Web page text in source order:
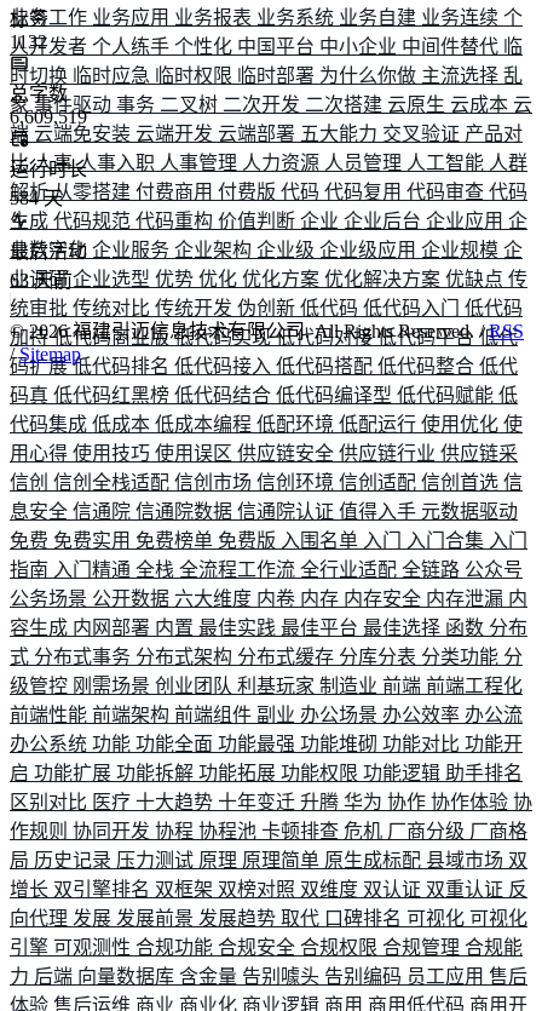
业务工作 业务应用 业务报表 业务系统 业务自建 业务连续 个
人开发者 个人练手 个性化 中国平台 中小企业 中间件替代 临
时切换 临时应急 临时权限 临时部署 为什么你做 主流选择 乱
象 事件驱动 事务 二叉树 二次开发 二次搭建 云原生 云成本 云
端 云端免安装 云端开发 云端部署 五大能力 交叉验证 产品对
比人事人事入职 人事管理 人力资源 人员管理 人工智能 人群
解析从零搭建 付费商用 付费版 代码 代码复用 代码审查 代码
生成 代码规范 代码重构 价值判断 企业 企业后台 企业应用 企
业数字化 企业服务 企业架构 企业级 企业级应用 企业规模 企
业调研企业选型 优势 优化 优化方案 优化解决方案 优缺点 传
统审批 传统对比 传统开发 伪创新 低代码 低代码入门 低代码
加持低代码商业版低代码实现低代码对接低代码平台 低代
码扩展低代码排名 低代码接入 低代码搭配 低代码整合 低代
码真 低代码红黑榜 低代码结合 低代码编译型 低代码赋能 低
代码集成 低成本 低成本编程 低配环境 低配运行 使用优化 使
用心得 使用技巧 使用误区 供应链安全 供应链行业 供应链采
信创 信创全栈适配 信创市场 信创环境 信创适配 信创首选 信
息安全 信通院 信通院数据 信通院认证 值得入手 元数据驱动
免费 免费实用 免费榜单 免费版 入围名单 入门 入门合集 入门
指南 入门精通 全栈 全流程工作流 全行业适配 全链路 公众号
公务场景 公开数据 六大维度 内卷 内存 内存安全 内存泄漏 内
容生成 内网部署 内置 最佳实践 最佳平台 最佳选择 函数 分布
式 分布式事务 分布式架构 分布式缓存 分库分表 分类功能 分
级管控 刚需场景 创业团队 利基玩家 制造业 前端 前端工程化
前端性能 前端架构 前端组件 副业 办公场景 办公效率 办公流
办公系统 功能 功能全面 功能最强 功能堆砌 功能对比 功能开
启 功能扩展 功能拆解 功能拓展 功能权限 功能逻辑 助手排名
区别对比 医疗 十大趋势 十年变迁 升腾 华为 协作 协作体验 协
作规则 协同开发 协程 协程池 卡顿排查 危机 厂商分级 厂商格
局 历史记录 压力测试 原理 原理简单 原生成标配 县域市场 双
增长 双引擎排名 双框架 双榜对照 双维度 双认证 双重认证 反
向代理 发展 发展前景 发展趋势 取代 口碑排名 可视化 可视化
引擎 可观测性 合规功能 合规安全 合规权限 合规管理 合规能
力 后端 向量数据库 含金量 告别噱头 告别编码 员工应用 售后
体验 售后运维 商业 商业化 商业逻辑 商用 商用低代码 商用开
标签
1132
总字数
6,609,519
运行时长
584 天
最后活动
63 天前
©2026福建引迈信息技术有限公司. All Rights Reserved. /RSS
/Sitemap